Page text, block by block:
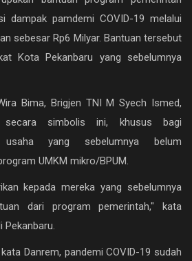
dampak pamdemi COVID-19 melalui
sebesar Rp6 Milyar. Bantuan tersebut
Kota Pekanbaru yang sebelumnya
Bima, Brigjen TNI M Syech Ismed,
secara simbolis ini, khusus bagi
yang sebelumnya belum
UMKM mikro/BPUM.
kepada mereka yang sebelumnya
dari program pemerintah," kata
Pekanbaru.
Danrem, pandemi COVID-19 sudah